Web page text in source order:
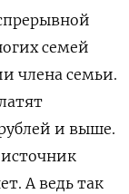
семей
члена семьи.
и выше.
источник
А ведь так